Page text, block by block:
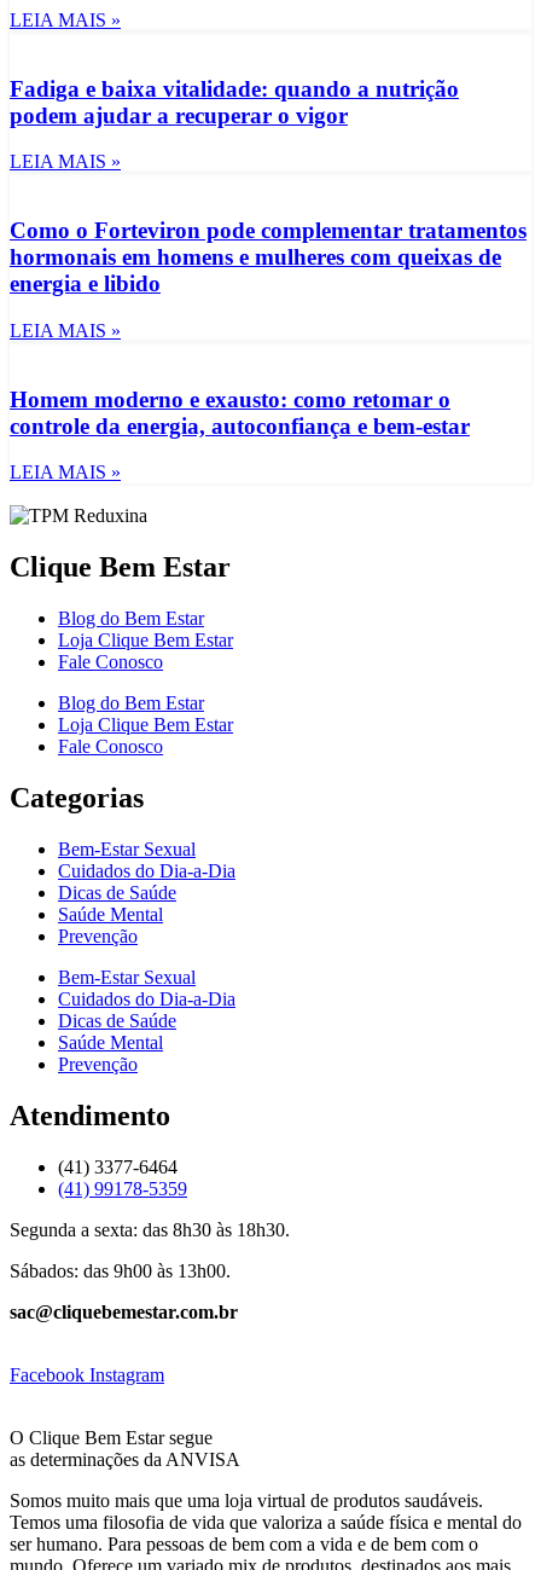
LEIA MAIS »
Fadiga e baixa vitalidade: quando a nutrição
podem ajudar a recuperar o vigor
LEIA MAIS »
Como o Forteviron pode complementar tratamentos
hormonais em homens e mulheres com queixas de
energia e libido
LEIA MAIS »
Homem moderno e exausto: como retomar o
controle da energia, autoconfiança e bem-estar
LEIA MAIS »
Clique Bem Estar
Blog do Bem Estar
Loja Clique Bem Estar
Fale Conosco
Blog do Bem Estar
Loja Clique Bem Estar
Fale Conosco
Categorias
Bem-Estar Sexual
Cuidados do Dia-a-Dia
Dicas de Saúde
Saúde Mental
Prevenção
Bem-Estar Sexual
Cuidados do Dia-a-Dia
Dicas de Saúde
Saúde Mental
Prevenção
Atendimento
(41) 3377-6464
(41) 99178-5359
Segunda a sexta: das 8h30 às 18h30.
Sábados: das 9h00 às 13h00.
sac@cliquebemestar.com.br
Facebook Instagram
O Clique Bem Estar segue
as determinações da ANVISA
Somos muito mais que uma loja virtual de produtos saudáveis.
Temos uma filosofia de vida que valoriza a saúde física e mental do
ser humano. Para pessoas de bem com a vida e de bem com o
mundo. Oferece um variado mix de produtos, destinados aos mais